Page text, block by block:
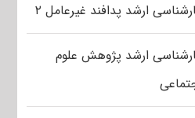
ارشد پدافند غیرعامل ۲
ارشد پژوهش علوم